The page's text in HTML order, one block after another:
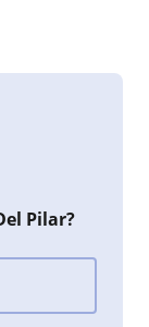
Pilar?